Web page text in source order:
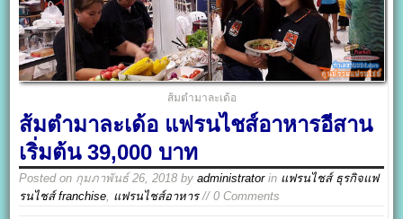
ส้มตำมาละเด้อ
ส้มตำมาละเด้อ แฟรนไชส์อาหารอีสาน
เริ่มต้น 39,000 บาท
Posted on กุมภาพันธ์ 26, 2018 byadministratorin แฟรนไชส์ ธุรกิจแฟ
รนไชส์ franchise, แฟรนไชส์อาหาร// 0 Comments